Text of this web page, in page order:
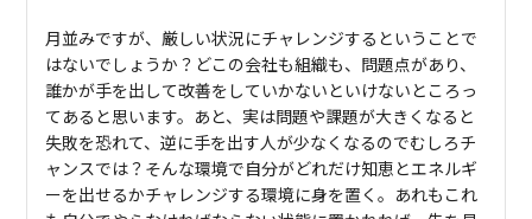
月並みですが、厳しい状況にチャレンジするということで
はないでしょうか？どこの会社も組織も、問題点があり、
誰かが手を出して改善をしていかないといけないところっ
てあると思います。あと、実は問題や課題が大きくなると
失敗を恐れて、逆に手を出す人が少なくなるのでむしろチ
ャンスでは？そんな環境で自分がどれだけ知恵とエネルギ
ーを出せるかチャレンジする環境に身を置く。あれもこれ